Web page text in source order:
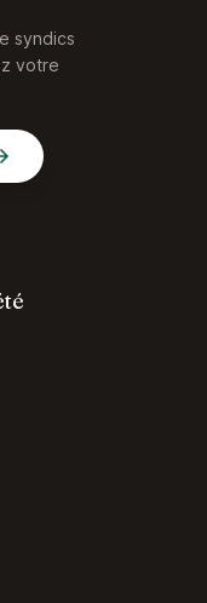
syndics
votre